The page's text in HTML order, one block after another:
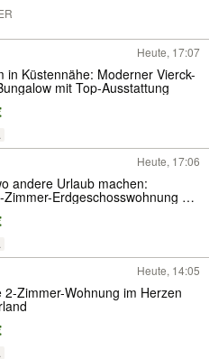
Heute, 17:07
in Küstennähe: Moderner Vierck-
mit Top-Ausstattung
Heute, 17:06
andere Urlaub machen:
Erdgeschosswohnung mit
Heute, 14:05
2-Zimmer-Wohnung im Herzen